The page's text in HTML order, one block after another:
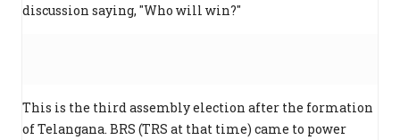
discussion saying, "Who will win?"
This is the third assembly election after the formation
of Telangana. BRS (TRS at that time) came to power